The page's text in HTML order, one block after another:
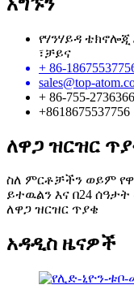
የሃንሃይዳ ቴክኖሎጂ
፣ቻይና
+ 86-
sales@top-
+ 86-755-
+8618675537756
ለዋጋ ዝርዝር
ስለ ምርቶቻችን ወይም
ይተዉልን እና በ24
ለዋጋ ዝርዝር ጥያቄ
አዳዲስ ዜናዎች